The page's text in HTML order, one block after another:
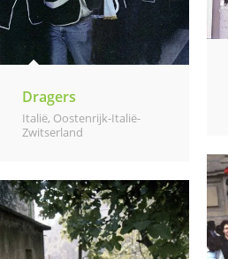
Dragers
Italië, Oostenrijk-Italië-
Zwitserland